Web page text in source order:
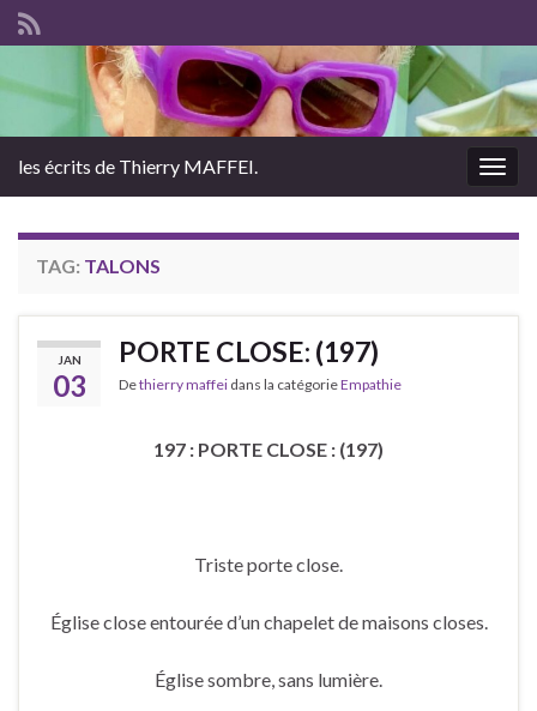
les écrits de Thierry MAFFEI.
TAG: TALONS
JAN
03
PORTE CLOSE: (197)
Dethierry maffei dans la catégorieEmpathie
197 : PORTE CLOSE : (197)
Triste porte close.
Église close entourée d’un chapelet de maisons closes.
Église sombre, sans lumière.